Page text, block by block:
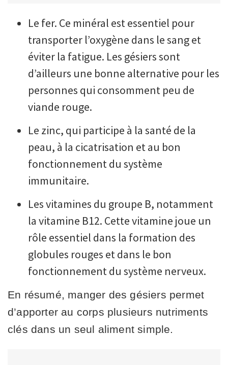
Le fer. Ce minéral est essentiel pour
transporter l’oxygène dans le sang et
éviter la fatigue. Les gésiers sont
d’ailleurs une bonne alternative pour les
personnes qui consomment peu de
viande rouge.
Le zinc, qui participe à la santé de la
peau, à la cicatrisation et au bon
fonctionnement du système
immunitaire.
Les vitamines du groupe B, notamment
la vitamine B12. Cette vitamine joue un
rôle essentiel dans la formation des
globules rouges et dans le bon
fonctionnement du système nerveux.
En résumé, manger des gésiers permet
d’apporter au corps plusieurs nutriments
clés dans un seul aliment simple.